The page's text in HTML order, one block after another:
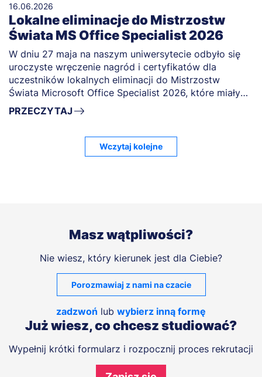
16.06.2026
Lokalne eliminacje do Mistrzostw
Świata MS Office Specialist 2026
W dniu 27 maja na naszym uniwersytecie odbyło się
uroczyste wręczenie nagród i certyfikatów dla
uczestników lokalnych eliminacji do Mistrzostw
Świata Microsoft Office Specialist 2026, które miały
miejsce w dniach 28-29 kwietnia 20
PRZECZYTAJ
Wczytaj kolejne
Masz wątpliwości?
Nie wiesz, który kierunek jest dla Ciebie?
Porozmawiaj z nami na czacie
zadzwoń lub wybierz inną formę
Już wiesz, co chcesz studiować?
Wypełnij krótki formularz i rozpocznij proces rekrutacji